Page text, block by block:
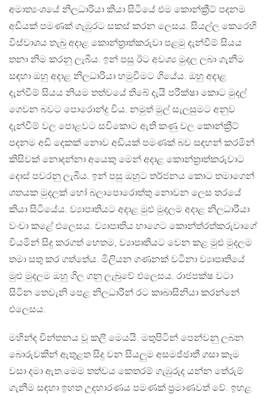
අමාත්‍යංශයේ නිලධාරියා කියා සිටියේ එම කොන්ක්‍රීට් පදනම
අඩියක් පමණක් ගැඹුරට සකස් කරන ලෙසය. සියල්ල කෙරෙහි
විස්වාශය තැබු අදාළ කොන්ත්‍රාත්කරුවා පළමු දැන්වීම් සියය
තනා නිම කරනු ලැබීය. ඉන් පසු ඊට අවශ්‍ය මුදල ලබා ගැනීම
සඳහා ඔහු අදාළ නිලධාරියා හමුවීමට ගියේය. ඔහු අදාළ
දැන්වීම් සියය නියම තත්වයේ තිබේ දැයි පරීක්ෂා කොට මුදල්
ගෙවන බවට පොරොන්දු විය. නමුත් මුල් සැලසුමට අනුව
දැන්වීම් වල පොළවට සවිකොට ඇති කණු වල කොන්ක්‍රීට්
පදනම අඩි දෙකක් නොව අඩියක් පමණක් බව සඳහන් කරමින්
කිසිවක් නොදන්නා අයෙකු මෙන් අදාළ කොන්ත්‍රාත්කරුවාට
දොස් පවරනු ලැබීය. ඉන් පසු ඔහුට තර්ජනය කොට තමාගෙන්
ශතයක මුදලක් හෝ බලාපොරොත්තු නොවන ලෙස තරයේ
කියා සිටියේය. ව්‍යාපෘතියට අදාළ මුළු මුදලම අදාළ නිලධාරීයා
වංචා කළේ එලෙසය. ව්‍යාපෘතිය භාගෙට කොන්ත්රත්කරුවාගේ
වියමින් සිදු කරගත් හෙතම, ව්‍යාපෘතියට වෙන කළ මුළු මුදලම
තමා සතු කර ගත්තේය. මිලියන ගණනක් වටිනා ව්‍යාපෘතියේ
මුළු මුදලම ඔහු ගිල ගනු ලැබුවේ එලෙසය. රාජපක්ෂ වටා
සිටින තෙවැනි පෙළ නිලධාරීන් රට කාබාසිනියා කරන්නේ
එලෙසය.
මහින්ද චින්තනය වූ කලී මෙයයි. මතුපිටින් පෙන්වනු ලබන
බොරුවකින් ඇතුළත සිදු වන සියලුම අසමජ්ජාතී ගසා කෑම
වසා දමා ඇත.මෙම තත්වය කෙතරම් ගැඹුරුද යන්න තේරුම්
ගැනීම සඳහා ඉහත උදහාරණය පමණක් ප්‍රමාණවත් වේ. ඉහළ